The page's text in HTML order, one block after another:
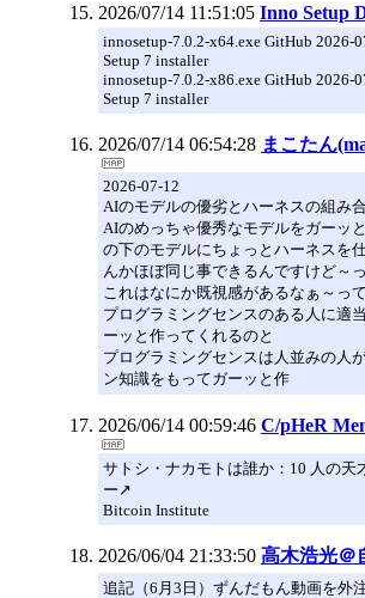
2026/07/14 11:51:05 Inno Setup
innosetup-7.0.2-x64.exe GitHub 2026-
Setup 7 installer
innosetup-7.0.2-x86.exe GitHub 2026-
Setup 7 installer
2026/07/14 06:54:28 まこたん
2026-07-12
AIのモデルの優劣とハーネスの組み
AIのめっちゃ優秀なモデルをガーッ
の下のモデルにちょっとハーネスを
んかほぼ同じ事できるんですけど～
これはなにか既視感があるなぁ～って
プログラミングセンスのある人に適
ーッと作ってくれるのと
プログラミングセンスは人並みの人
ン知識をもってガーッと作
2026/06/14 00:59:46 C/pHeR
サトシ・ナカモトは誰か：10 人の天
ー↗️
Bitcoin Institute
2026/06/04 21:33:50 高木浩光＠
追記（6月3日）ずんだもん動画を外